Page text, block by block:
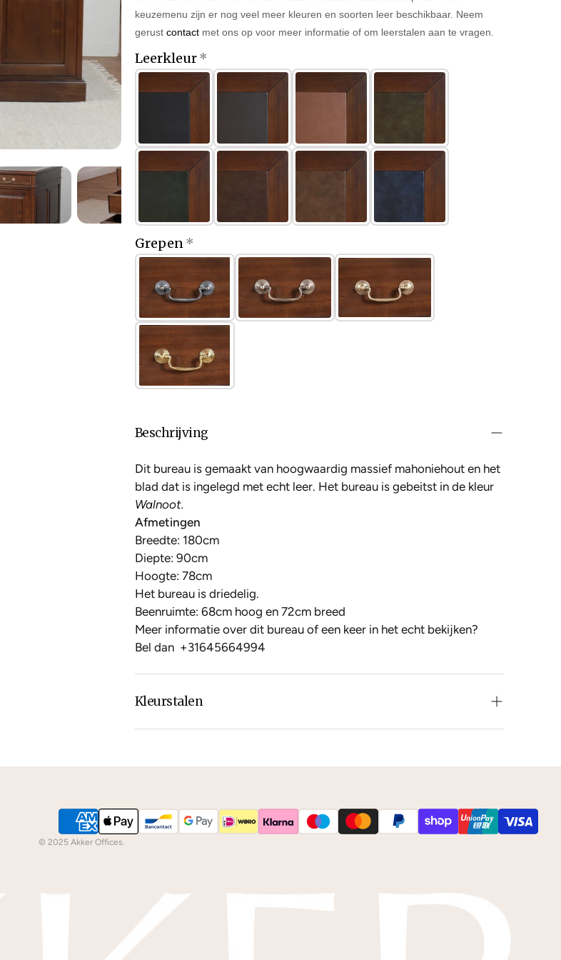
keuzemenu zijn er nog veel meer kleuren en soorten leer beschikbaar. Neem
gerust contactmet ons op voor meer informatie of om leerstalen aan te vragen.
Leerkleur
Grepen
Beschrijving
Dit bureau is gemaakt van hoogwaardig massief mahoniehout en het
blad dat is ingelegd met echt leer. Het bureau is gebeitst in de kleur
Walnoot.
Afmetingen
Breedte: 180cm
Diepte: 90cm
Hoogte: 78cm
Het bureau is driedelig.
Beenruimte: 68cm hoog en 72cm breed
Meer informatie over dit bureau of een keer in het echt bekijken?
Bel dan+31645664994
Kleurstalen
© 2025 Akker Offices.